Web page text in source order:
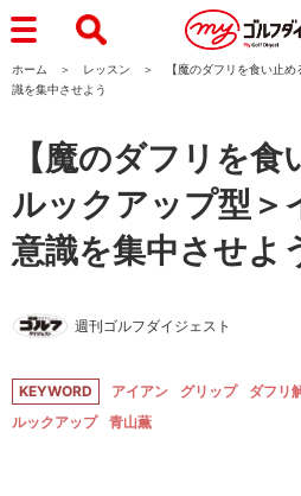
ホーム レッスン
【魔のダフリを食い止
識を集中させよう
【魔のダフリを食
ルックアップ型＞
意識を集中させよ
週刊ゴルフダイジェスト
KEYWORD アイアン グリップ ダフリ
ルックアップ
青山薫